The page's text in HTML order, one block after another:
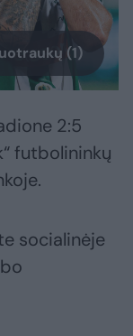
(1)
2:5
futbolininkų
socialinėje